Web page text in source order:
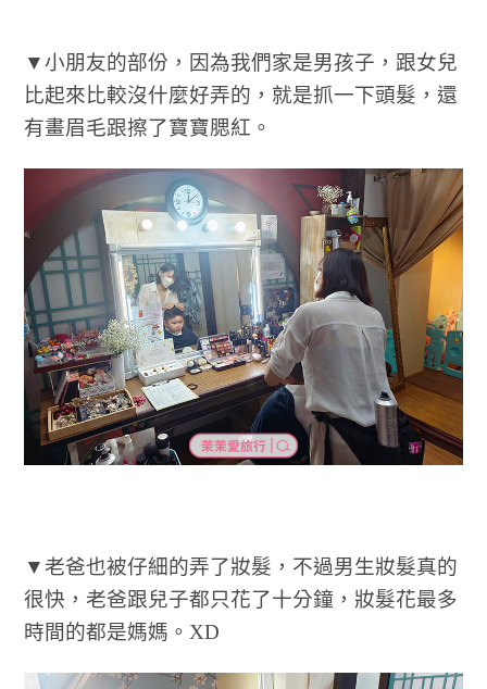
▼小朋友的部份，因為我們家是男孩子，跟女兒
比起來比較沒什麼好弄的，就是抓一下頭髮，還
有畫眉毛跟擦了寶寶腮紅。
▼老爸也被仔細的弄了妝髮，不過男生妝髮真的
很快，老爸跟兒子都只花了十分鐘，妝髮花最多
時間的都是媽媽。XD